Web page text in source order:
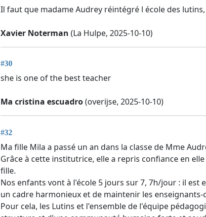
Il faut que madame Audrey réintégré l école des
Xavier Noterman (La Hulpe, 2025-10-10)
#30
she is one of the best teacher
Ma cristina escuadro(overijse, 2025-10-10)
#32
Ma fille Mila a passé un an dans la classe de Mme
Grâce à cette institutrice, elle a repris confiance en
fille.
Nos enfants vont à l'école 5 jours sur 7, 7h/jour : il
un cadre harmonieux et de maintenir les enseignants-
Pour cela, les Lutins et l'ensemble de l'équipe